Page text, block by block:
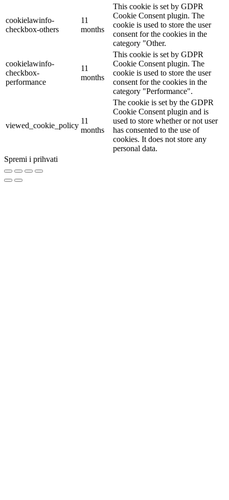
cookielawinfo-
checkbox-others
11
months
This cookie is set by GDPR
Cookie Consent plugin. The
cookie is used to store the user
consent for the cookies in the
category "Other.
cookielawinfo-
checkbox-
performance
11
months
This cookie is set by GDPR
Cookie Consent plugin. The
cookie is used to store the user
consent for the cookies in the
category "Performance".
viewed_cookie_policy
11
months
The cookie is set by the GDPR
Cookie Consent plugin and is
used to store whether or not user
has consented to the use of
cookies. It does not store any
personal data.
Spremi i prihvati